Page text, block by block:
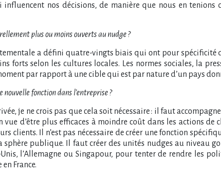
influencent nos décisions, de manière que nous en
plus ou moins ouverts au nudge ?
a défini quatre-vingts biais qui ont pour
forts selon les cultures locales. Les normes sociales, la
par rapport à une cible qui est par nature d’un pays
nouvelle fonction dans l’entreprise ?
je ne crois pas que cela soit nécessaire : il faut
vue d’être plus efficaces à moindre coût dans les actions
clients. Il n’est pas nécessaire de créer une fonction
publique. Il faut créer des unités nudges au niveau
Unis, l’Allemagne ou Singapour, pour tenter de rendre les
France.